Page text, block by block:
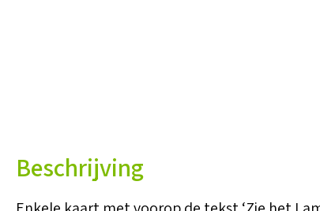
Beschrijving